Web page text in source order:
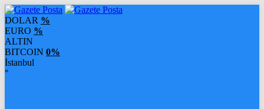
DOLAR %
EURO %
ALTIN
BITCOIN 0%
İstanbul
°